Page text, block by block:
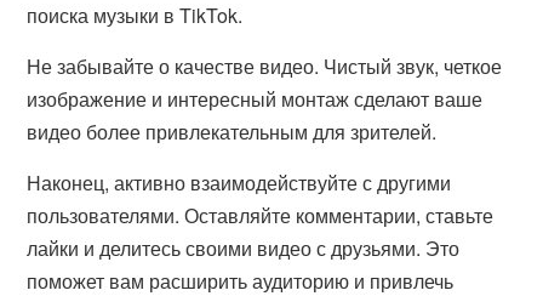
поиска музыки в TikTok.
Не забывайте о качестве видео. Чистый звук, четкое
изображение и интересный монтаж сделают ваше
видео более привлекательным для зрителей.
Наконец, активно взаимодействуйте с другими
пользователями. Оставляйте комментарии, ставьте
лайки и делитесь своими видео с друзьями. Это
поможет вам расширить аудиторию и привлечь